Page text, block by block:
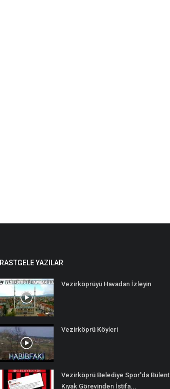
RASTGELE YAZILAR
Vezirköprüyü Havadan İzleyin
Vezirköprü Köyleri
Vezirköprü Belediye Spor'da Bülent
Kıyak Görevinden İstifa...